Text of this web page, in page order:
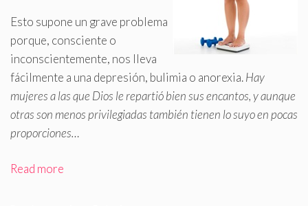
Esto supone un grave problema
porque, consciente o
inconscientemente, nos lleva
fácilmente a una depresión, bulimia o anorexia.Hay
mujeres a las que Dios le repartió bien sus encantos, y aunque
otras son menos privilegiadas también tienen lo suyo en pocas
proporciones…
Read more